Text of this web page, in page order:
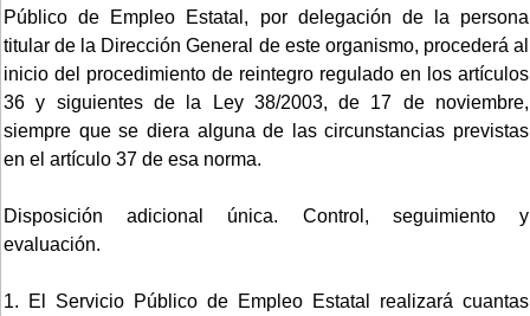
Público de Empleo Estatal, por delegación de la persona
titular de la Dirección General de este organismo, procederá al
inicio del procedimiento de reintegro regulado en los artículos
36 y siguientes de la Ley 38/2003, de 17 de noviembre,
siempre que se diera alguna de las circunstancias previstas
en el artículo 37 de esa norma.
Disposición adicional única. Control, seguimiento y
evaluación.
1. El Servicio Público de Empleo Estatal realizará cuantas